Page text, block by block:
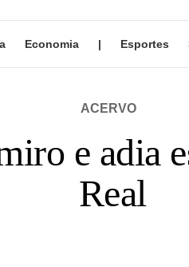
Economia | Esportes
ACERVO
e adia
Real